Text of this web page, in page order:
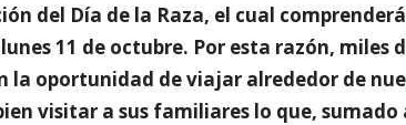
del Día de la Raza, el cual
11 de octubre. Por esta razón, miles
la oportunidad de viajar alrededor de
visitar a sus familiares lo que, sumado